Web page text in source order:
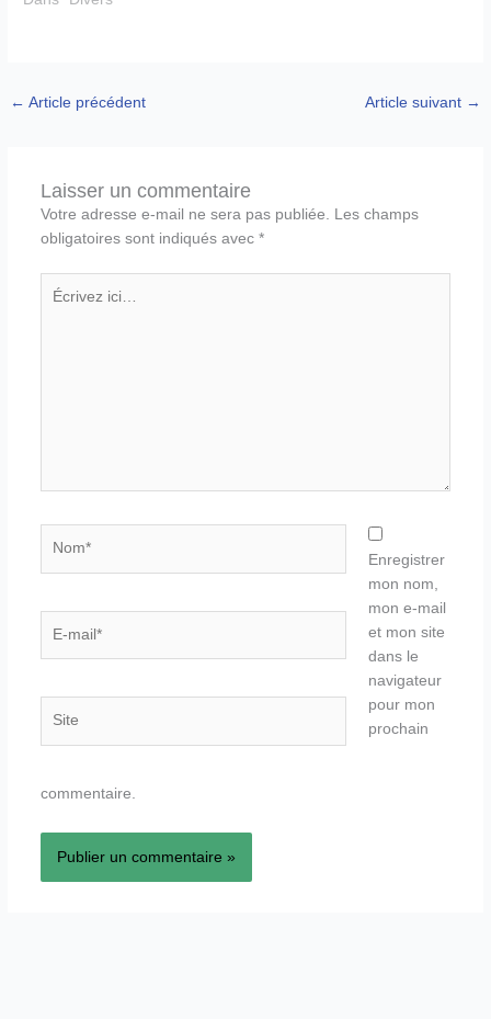
← Article précédent Article suivant →
Laisser un commentaire
Votre adresse e-mail ne sera pas publiée.
Les champs
obligatoires sont indiqués avec *
Écrivez
mail*
Enregistrer
mon nom,
mon e-mail
et mon site
dans le
navigateur
pour mon
prochain
commentaire.